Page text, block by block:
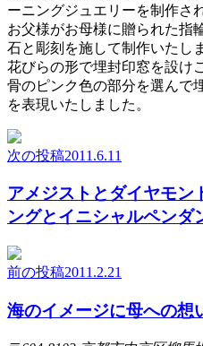
ーニングジュエリーを制作さ
お父様がお母様に贈られた指
石と彫刻を施して制作いたし
花びらの形で埋封印窓を設け
骨のピンク色の部分を選んで
を表現いたしました。
次の投稿2011.6.11
アメジストとダイヤモン
ングとイニシャルペンダ
前の投稿2011.2.21
海のイメージに母への想